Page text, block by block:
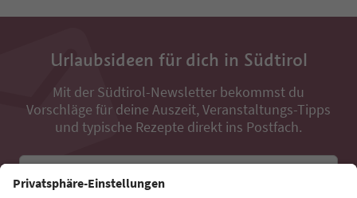
Urlaubsideen für dich in Südtirol
Mit der Südtirol-Newsletter bekommst du
Vorschläge für deine Auszeit, Veranstaltungs-Tipps
und typische Rezepte direkt ins Postfach.